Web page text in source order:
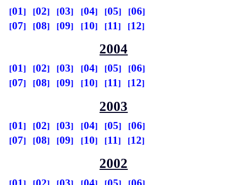
01 02 03 04 05
06
07
08 09 10 11 12
2004
01 02 03 04 05
06
07
08 09 10 11 12
2003
01 02 03 04 05
06
07
08 09 10 11 12
2002